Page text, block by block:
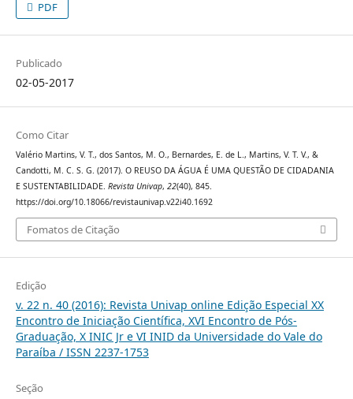
PDF
Publicado
02-05-2017
Como Citar
Valério Martins, V. T., dos Santos, M. O., Bernardes, E. de L., Martins, V. T. V., &
Candotti, M. C. S. G. (2017). O REUSO DA ÁGUA É UMA QUESTÃO DE CIDADANIA
E SUSTENTABILIDADE. Revista Univap, 22(40), 845.
https://doi.org/10.18066/revistaunivap.v22i40.1692
Fomatos de Citação
Edição
v. 22 n. 40 (2016): Revista Univap online Edição Especial XX
Encontro de Iniciação Científica, XVI Encontro de Pós-
Graduação, X INIC Jr e VI INID da Universidade do Vale do
Paraíba / ISSN 2237-1753
Seção